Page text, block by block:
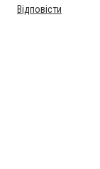
Відповісти